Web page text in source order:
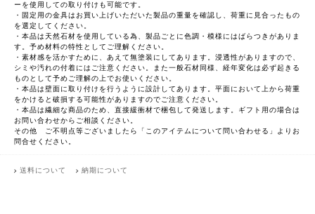
ーを使用しての取り付けも可能です。
・固定用の金具はお買い上げいただいた製品の重量を確認し、荷重に見合ったもの
を選定してください。
・本品は天然石材を使用している為、製品ごとに色調・模様にはばらつきがありま
す。予め材料の特性としてご理解ください。
・素材感を活かすために、あえて無塗装にしてあります。浸透性がありますので、
シミや汚れの付着にはご注意ください。また一般石材同様、経年変化は必ず起きる
ものとして予めご理解の上でお使いください。
・本品は壁面に取り付けを行うように設計してあります。平面において上から荷重
をかけると破損する可能性がありますのでご注意ください。
・本品は繊細な商品のため、直接緩衝材で梱包して発送します。ギフト用の場合は
お問い合わせからご相談ください。
その他 ご不明点等ございましたら「このアイテムについて問い合わせる」よりお
問合せください。
送料について 納期について